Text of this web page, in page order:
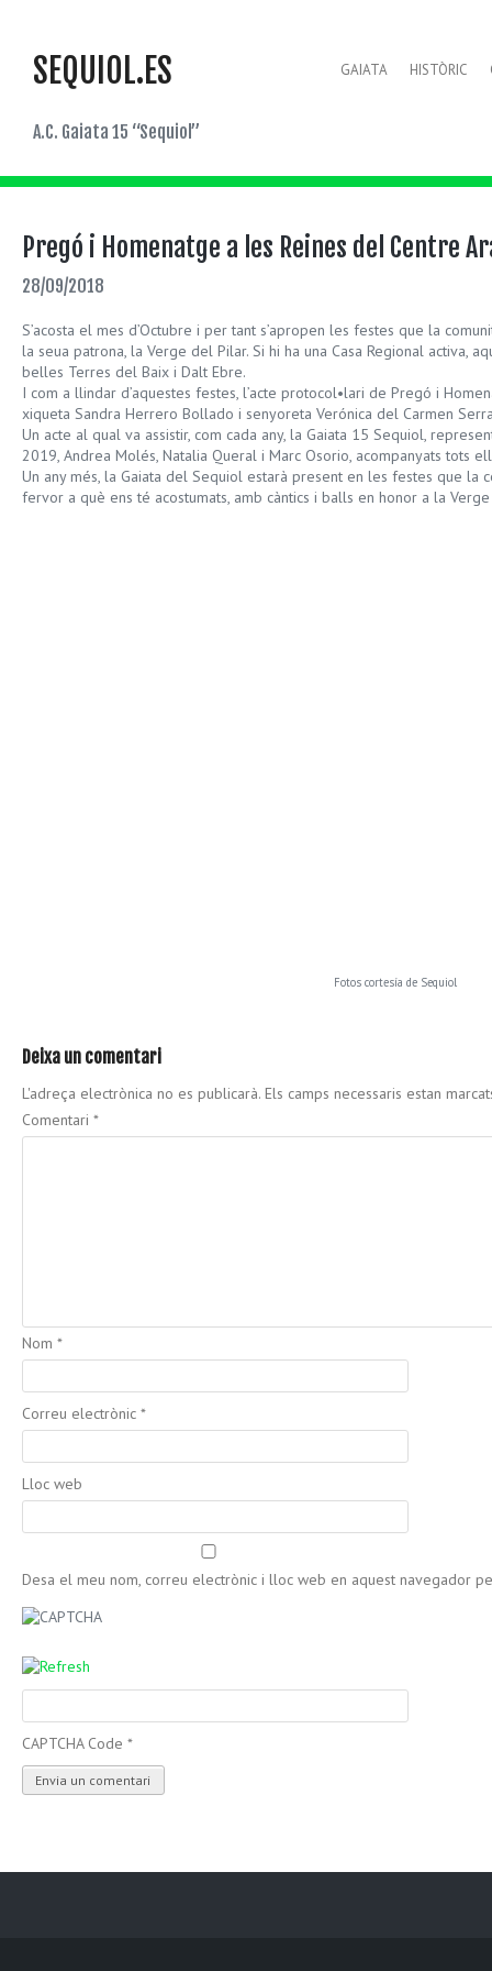
SEQUIOL.ES
A.C. Gaiata 15 “Sequiol”
GAIATA HISTÒRIC
Pregó i Homenatge a les Reines del Centre
28/09/2018
S’acosta el mes d’Octubre i per tant s’apropen les festes que la
la seua patrona, la Verge del Pilar. Si hi ha una Casa Regional activa,
belles Terres del Baix i Dalt Ebre.
I com a llindar d’aquestes festes, l’acte protocol•lari de Pregó i
xiqueta Sandra Herrero Bollado i senyoreta Verónica del Carmen
Un acte al qual va assistir, com cada any, la Gaiata 15 Sequiol,
2019, Andrea Molés, Natalia Queral i Marc Osorio, acompanyats tots
Un any més, la Gaiata del Sequiol estarà present en les festes que la
fervor a què ens té acostumats, amb càntics i balls en honor a la
Fotos cortesía de Sequiol
Deixa un comentari
L'adreça electrònica no es publicarà. Els camps necessaris estan
Comentari *
Nom *
Correu electrònic *
Lloc web
Desa el meu nom, correu electrònic i lloc web en aquest navegador
CAPTCHA Code *